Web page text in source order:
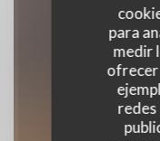
para
medir
ofrecer